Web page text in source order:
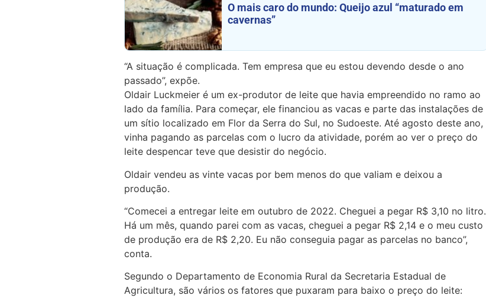
O mais caro do mundo: Queijo azul “maturado em
cavernas”
“A situação é complicada. Tem empresa que eu estou devendo desde o ano
passado”, expõe.
Oldair Luckmeier é um ex-produtor de leite que havia empreendido no ramo ao
lado da família. Para começar, ele financiou as vacas e parte das instalações de
um sítio localizado em Flor da Serra do Sul, no Sudoeste. Até agosto deste ano,
vinha pagando as parcelas com o lucro da atividade, porém ao ver o preço do
leite despencar teve que desistir do negócio.
Oldair vendeu as vinte vacas por bem menos do que valiam e deixou a
produção.
“Comecei a entregar leite em outubro de 2022. Cheguei a pegar R$ 3,10 no litro.
Há um mês, quando parei com as vacas, cheguei a pegar R$ 2,14 e o meu custo
de produção era de R$ 2,20. Eu não conseguia pagar as parcelas no banco”,
conta.
Segundo o Departamento de Economia Rural da Secretaria Estadual de
Agricultura, são vários os fatores que puxaram para baixo o preço do leite: